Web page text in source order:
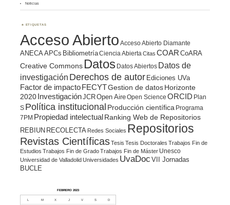
Noticias
ETIQUETAS
Acceso Abierto Acceso Abierto Diamante
ANECA APCs BibliometríaCiencia Abierta Citas COAR CoARA
Creative Commons Datos Datos Abiertos Datos de
investigación Derechos de autor Ediciones UVa
Factor de impacto FECYTGestion de datosHorizonte
2020 InvestigaciónJCROpen AireOpen Science ORCID Plan
S Política institucional Producción científica Programa
7PM Propiedad intelectualRanking Web de Repositorios
REBIUN RECOLECTA Redes Sociales Repositorios
Revistas CientíficasTesis Tesis Doctorales Trabajos Fin de
Estudios Trabajos Fin de GradoTrabajos Fin de Máster Unesco
Universidad de ValladolidUniversidades UvaDoc VII Jornadas
BUCLE
FEBRERO 2023
L M X J V S D